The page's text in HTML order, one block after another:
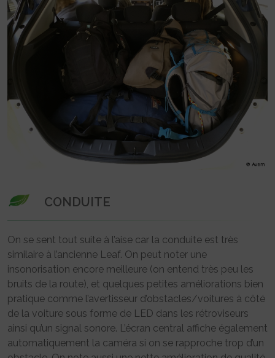
CONDUITE
On se sent tout suite à l’aise car la conduite est très
similaire à l’ancienne Leaf. On peut noter une
insonorisation encore meilleure (on entend très peu les
bruits de la route), et quelques petites améliorations bien
pratique comme l’avertisseur d’obstacles/voitures à côté
de la voiture sous forme de LED dans les rétroviseurs
ainsi qu’un signal sonore. L’écran central affiche également
automatiquement la caméra si on se rapproche trop d’un